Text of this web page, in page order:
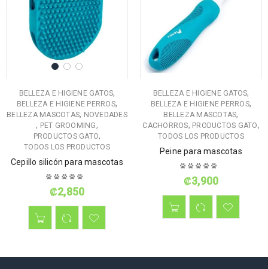
BELLEZA E HIGIENE GATOS,
BELLEZA E HIGIENE PERROS,
BELLEZA MASCOTAS, NOVEDADES
, PET GROOMING,
PRODUCTOS GATO,
TODOS LOS PRODUCTOS
Cepillo silicón para mascotas
₡2,850
BELLEZA E HIGIENE GATOS,
BELLEZA E HIGIENE PERROS,
BELLEZA MASCOTAS,
CACHORROS, PRODUCTOS GATO,
TODOS LOS PRODUCTOS
Peine para mascotas
₡3,900